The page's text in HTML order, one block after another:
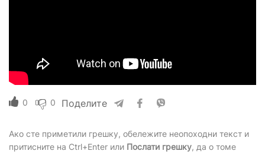
0 0 Поделите
Ако сте приметили грешку, обележите неопоходни текст и
притисните на Ctrl+Enter или Послати грешку, да о томе